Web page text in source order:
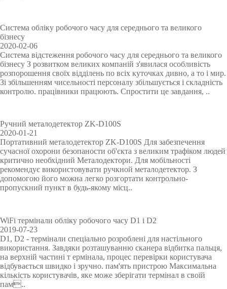
і
б
V
i
s
i
b
L
i
g
h
t
а
н
н
я
7
.
0
o
S
e
c
u
r
i
м
i
t
y
Система обліку робочого часу для середнього та великого
бізнесу
2020-02-06
Система відстеження робочого часу для середнього та великого
бізнесу З розвитком великих компаній з'явилася особливість
розпорошення своїх відділень по всіх куточках дивно, а то і мир.
Зі збільшенням чисельності персоналу збільшується і складність
контролю. працівники працюють. Спростити це завдання, ..
Ручний металодетектор ZK-D100S
2020-01-21
Портативний металодетектор ZK-D100S Для забезпечення
сучасної охорони безопаности об'єкта з великим трафіком людей
критично необхідний Металодектори. Для мобільності
рекомендує використовувати ручкной металодетектор. З
допомогою його можна легко розгортати контрольно-
пропускний пункт в будь-якому місц..
WiFi термінали обліку робочого часу D1 і D2
2019-07-23
D1, D2 - термінали спеціально розроблені для настільного
використання. Завдяки розташуванню сканера відбитка пальця,
на верхній частині т ермінала, процес перевірки користувача
відбувається швидко і зручно. пам'ять пристрою Максимальна
кількість користувачів, яке може зберігати термінал в своїй
пам..